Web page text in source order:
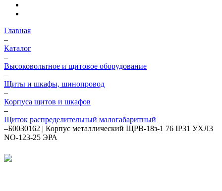
Главная
–
Каталог
–
Высоковольтное и щитовое оборудование
–
Щиты и шкафы, шинопровод
–
Корпуса щитов и шкафов
–
Щиток распределительный малогабаритный
–Б0030162 | Корпус металлический ЩРВ-18з-1 76 IP31 УХЛ3
NO-123-25 ЭРА